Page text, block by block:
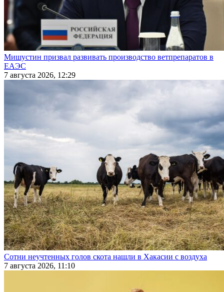
Мишустин призвал развивать производство ветпрепаратов в
ЕАЭС
7 августа 2026, 12:29
Сотни неучтенных голов скота нашли в Хакасии с воздуха
7 августа 2026, 11:10